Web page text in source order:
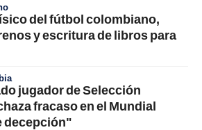
del fútbol colombiano,
y escritura de libros para
jugador de Selección
fracaso en el Mundial
decepción"